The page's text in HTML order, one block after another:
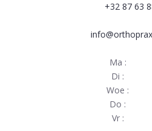
+32 87 63
Ma :
Di :
Woe :
Do :
Vr :